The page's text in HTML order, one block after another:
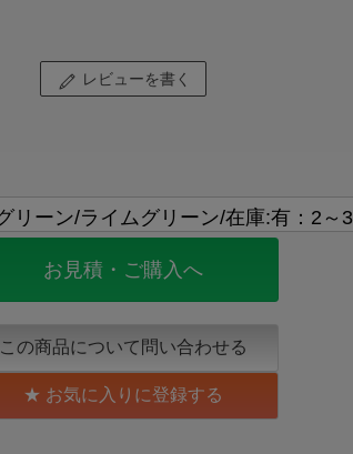
レビューを書く
お見積・ご購入へ
この商品について問い合わせる
お気に入りに登録する